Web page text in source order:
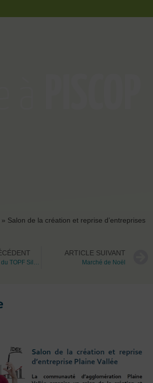
» Salon de la création et reprise d’entreprises
Saison 2018/19 du TOPF Silvia Monfort.
ARTICLE SUIVANT
Marché de Noël